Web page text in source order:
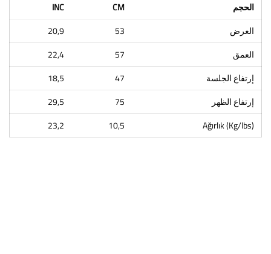
الحجم CM
INC
العرض
53
20,9
العمق
57
22,4
إرتفاع الجلسة
47
18,5
إرتفاع الظهر
75
29,5
Ağırlık (Kg/lbs)
10,5
23,2